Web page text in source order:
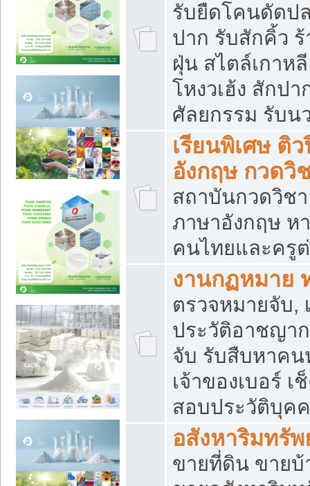
รับยืดโคนดัดป
ปาก รับสักคิ้ว
ฝุ่น สไตล์เกาห
โหงวเฮ้ง สักป
ศัลยกรรม รับน
เรียนพิเศษ ติ
อังกฤษ กวดวิ
สถาบันกวดวิช
ภาษาอังกฤษ ห
คนไทยและครู
งานกฏหมาย
ตรวจหมายจับ,
ประวัติอาชญา
จับ รับสืบหาคน
เจ้าของเบอร์
สอบประวัติบุค
อสังหาริมทรัพ
ขายที่ดิน ขายบ้